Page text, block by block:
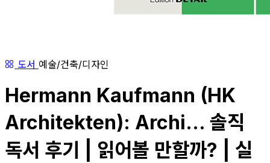
도서 예술/건축/디자인
Hermann Kaufmann (HK
Architekten): Archi... 솔직
독서 후기 | 읽어볼 만할까? | 실